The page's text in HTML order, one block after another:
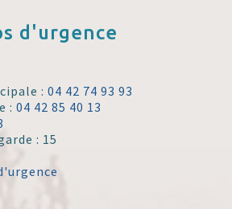
d'urgence
:04 42 74 93 93
:04 42 85 40 13
: 15